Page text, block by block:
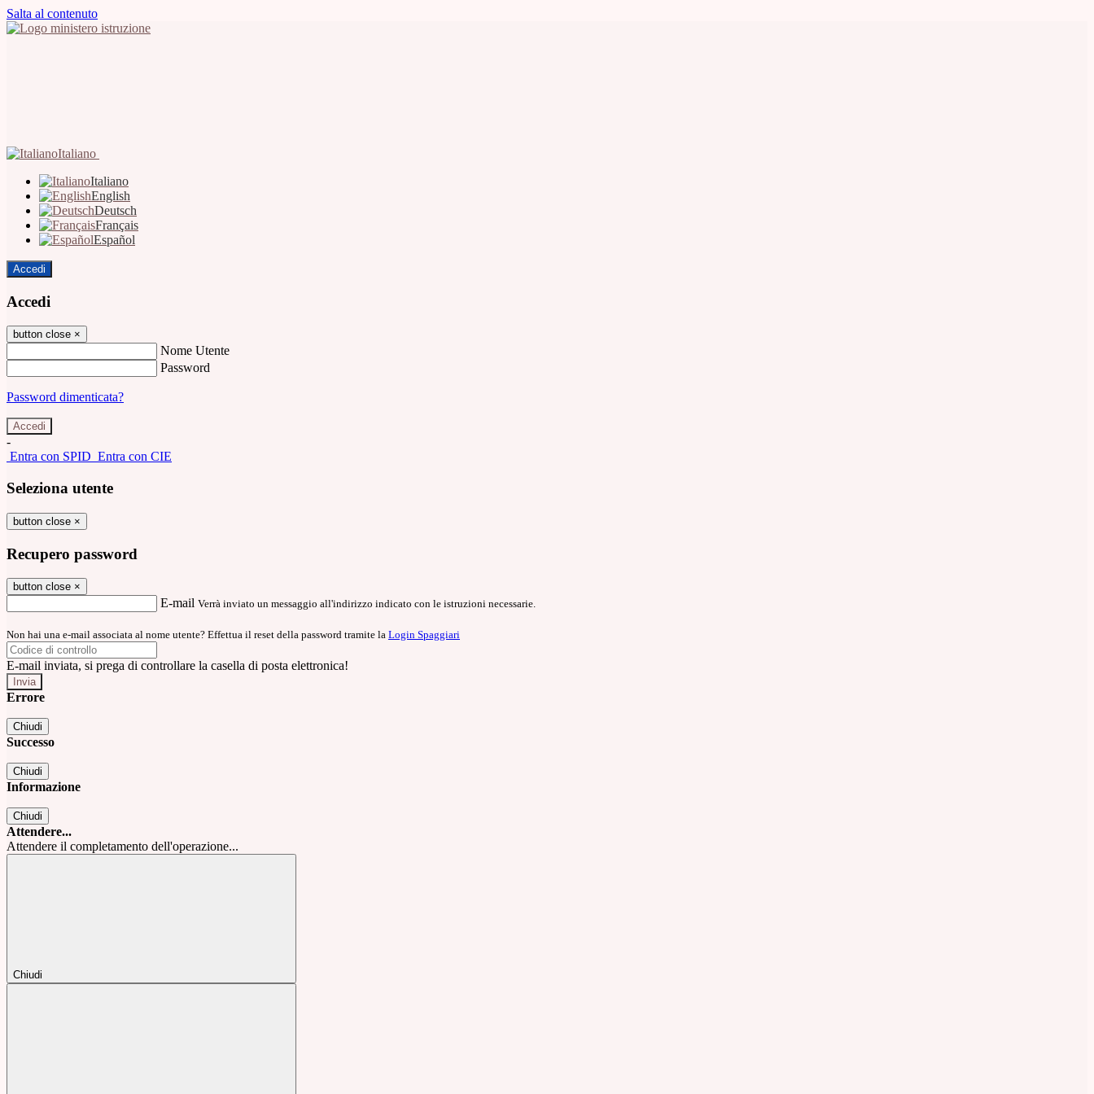
Salta al contenuto
Italiano
Italiano
English
Deutsch
Français
Español
Accedi
Accedi
button close ×
Nome Utente
Password
Password dimenticata?
-
Entra con SPID Entra con CIE
Seleziona utente
button close ×
Recupero password
button close ×
E-mail Verrà inviato un messaggio all'indirizzo indicato con le istruzioni necessarie.
Non hai una e-mail associata al nome utente? Effettua il reset della password tramite la Login Spaggiari
E-mail inviata, si prega di controllare la casella di posta elettronica!
Errore
Chiudi
Successo
Chiudi
Informazione
Chiudi
Attendere...
Attendere il completamento dell'operazione...
Chiudi